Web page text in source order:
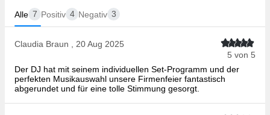
Alle 7 Positiv 4 Negativ 3
Claudia Braun , 20 Aug 2025
5 von 5
Der DJ hat mit seinem individuellen Set-Programm und der
perfekten Musikauswahl unsere Firmenfeier fantastisch
abgerundet und für eine tolle Stimmung gesorgt.